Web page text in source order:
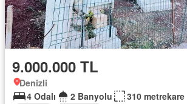
9.000.000 TL
Denizli
4 Odalı
2 Banyolu
310 metrekare